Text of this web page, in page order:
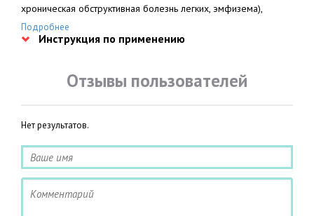
хроническая обструктивная болезнь легких, эмфизема),
ночная астма (пролонгированные таблетированные формы);
угроза преждевременных родов (на сроках беременности от
Подробнее
Инструкция по применению
Отзывы пользователей
Нет результатов.